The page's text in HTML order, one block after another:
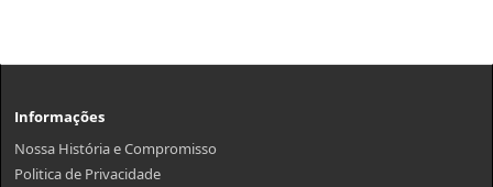
Informações
Nossa História e Compromisso
Politica de Privacidade